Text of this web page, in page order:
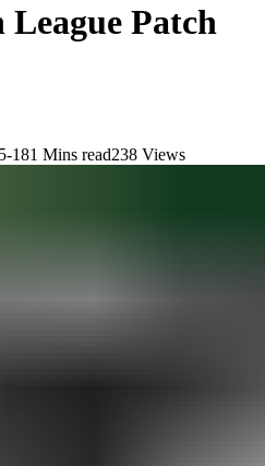
League Patch
181 Mins read238 Views